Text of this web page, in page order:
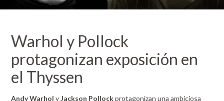
Warhol y Pollock
protagonizan exposición en
el Thyssen
Andy Warhol yJackson Pollockprotagonizan una ambiciosa